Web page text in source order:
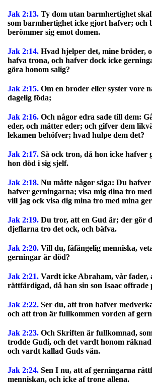
Jak 2:13. Ty dom utan barmhertighet
som barmhertighet icke gjort hafver; och
berömmer sig emot domen.
Jak 2:14. Hvad hjelper det, mine bröder,
hafva trona, och hafver dock icke
göra honom salig?
Jak 2:15. Om en broder eller syster vore
dagelig föda;
Jak 2:16. Och någor edra sade till dem:
eder, och mätter eder; och gifver dem
lekamen behöfver; hvad hulpe dem det?
Jak 2:17. Så ock tron, då hon icke hafver
hon död i sig sjelf.
Jak 2:18. Nu måtte någor säga: Du
hafver gerningarna; visa mig dina tro
vill jag ock visa dig mina tro med mina
Jak 2:19. Du tror, att en Gud är; der gör
djeflarna tro det ock, och bäfva.
Jak 2:20. Vill du, fåfängelig menniska,
gerningar är död?
Jak 2:21. Vardt icke Abraham, vår fader,
rättfärdigad, då han sin son Isaac offrade
Jak 2:22. Ser du, att tron hafver
och att tron är fullkommen vorden af
Jak 2:23. Och Skriften är fullkomnad,
trodde Gudi, och det vardt honom
och vardt kallad Guds vän.
Jak 2:24. Sen I nu, att af gerningarna
menniskan, och icke af trone allena.